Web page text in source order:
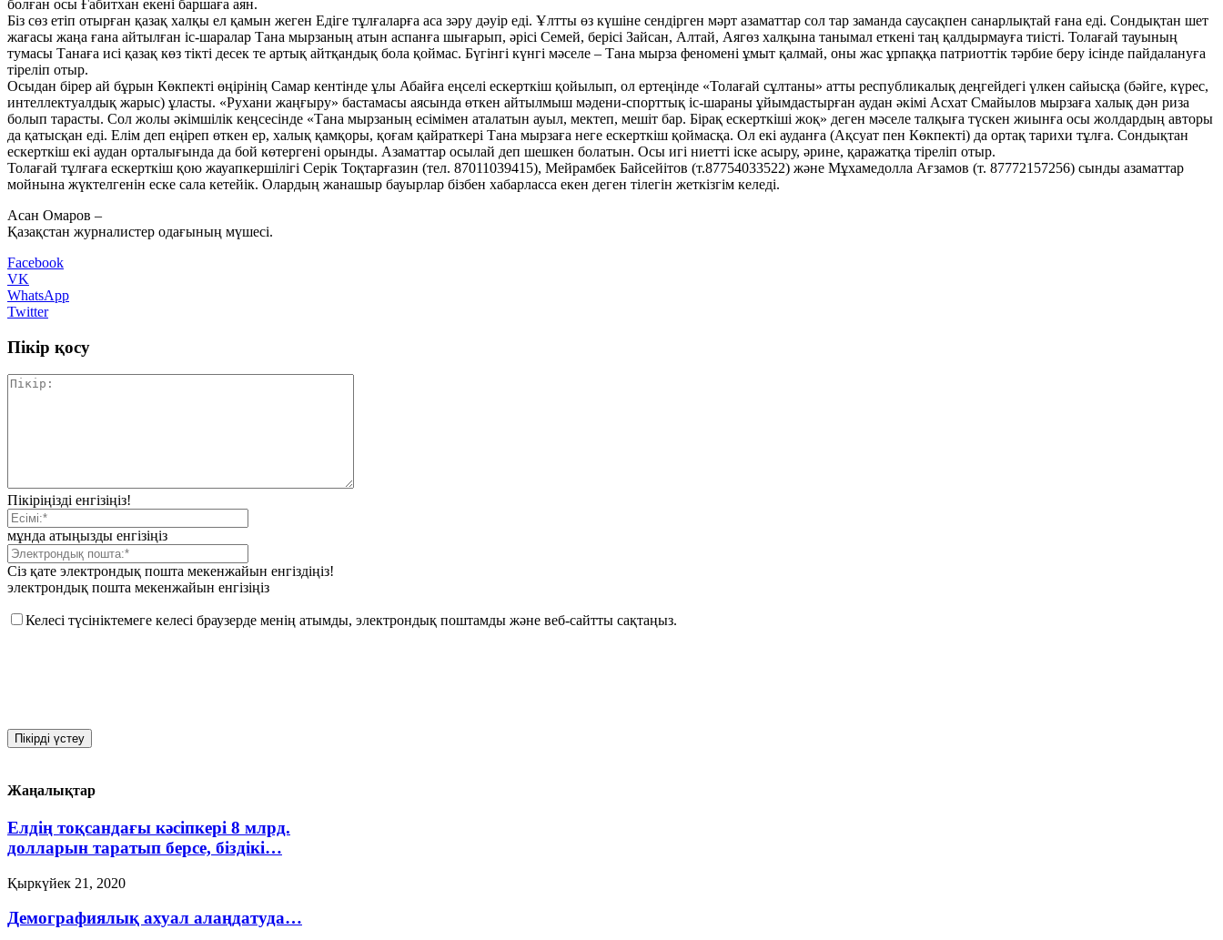
болған осы Ғабитхан екені баршаға аян.
Біз сөз етіп отырған қазақ халқы ел қамын жеген Едіге тұлғаларға аса зәру дәуір еді. Ұлтты өз күшіне сендірген мәрт азаматтар сол тар заманда саусақпен санарлықтай ғана еді. Сондықтан шет
жағасы жаңа ғана айтылған іс-шаралар Тана мырзаның атын аспанға шығарып, әрісі Семей, берісі Зайсан, Алтай, Аягөз халқына танымал еткені таң қалдырмауға тиісті. Толағай тауының
тумасы Танаға исі қазақ көз тікті десек те артық айтқандық бола қоймас. Бүгінгі күнгі мәселе – Тана мырза феномені ұмыт қалмай, оны жас ұрпаққа патриоттік тәрбие беру ісінде пайдалануға
тіреліп отыр.
Осыдан бірер ай бұрын Көкпекті өңірінің Самар кентінде ұлы Абайға еңселі ескерткіш қойылып, ол ертеңінде «Толағай сұлтаны» атты республикалық деңгейдегі үлкен сайысқа (бәйге, күрес,
интеллектуалдық жарыс) ұласты. «Рухани жаңғыру» бастамасы аясында өткен айтылмыш мәдени-спорттық іс-шараны ұйымдастырған аудан әкімі Асхат Смайылов мырзаға халық дән риза
болып тарасты. Сол жолы әкімшілік кеңсесінде «Тана мырзаның есімімен аталатын ауыл, мектеп, мешіт бар. Бірақ ескерткіші жоқ» деген мәселе талқыға түскен жиынға осы жолдардың авторы
да қатысқан еді. Елім деп еңіреп өткен ер, халық қамқоры, қоғам қайраткері Тана мырзаға неге ескерткіш қоймасқа. Ол екі ауданға (Ақсуат пен Көкпекті) да ортақ тарихи тұлға. Сондықтан
ескерткіш екі аудан орталығында да бой көтергені орынды. Азаматтар осылай деп шешкен болатын. Осы игі ниетті іске асыру, әрине, қаражатқа тіреліп отыр.
Толағай тұлғаға ескерткіш қою жауапкершілігі Серік Тоқтарғазин (тел. 87011039415), Мейрамбек Байсейітов (т.87754033522) және Мұхамедолла Ағзамов (т. 87772157256) сынды азаматтар
мойнына жүктелгенін еске сала кетейік. Олардың жанашыр бауырлар бізбен хабарласса екен деген тілегін жеткізгім келеді.
Асан Омаров –
Қазақстан журналистер одағының мүшесі.
Facebook
VK
WhatsApp
Twitter
Пікір қосу
Пікіріңізді енгізіңіз!
мұнда атыңызды енгізіңіз
Сіз қате электрондық пошта мекенжайын енгіздіңіз!
электрондық пошта мекенжайын енгізіңіз
Келесі түсініктемеге келесі браузерде менің атымды, электрондық поштамды және веб-сайтты сақтаңыз.
Жаңалықтар
Елдің тоқсандағы кәсіпкері 8 млрд.
долларын таратып берсе, біздікі…
Қыркүйек 21, 2020
Демографиялық ахуал алаңдатуда…